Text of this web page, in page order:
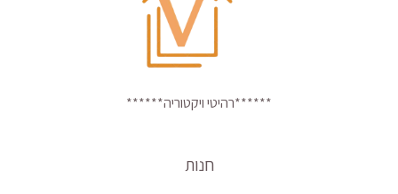
******רהיטי ויקטוריה******
חנות